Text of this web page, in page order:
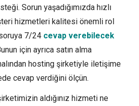
Sorun yaşadığımızda hızlı
hizmetleri kalitesi önemli rol
7/24 cevap verebilecek
için ayrıca satın alma
hosting şirketiyle iletişime
cevap verdiğini ölçün.
aldığınız hizmeti ne